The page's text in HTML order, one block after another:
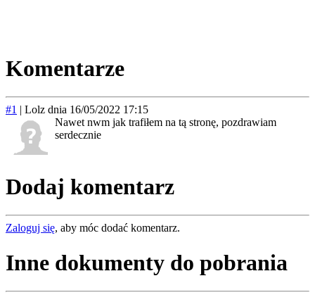
Komentarze
#1 | Lolz dnia 16/05/2022 17:15
Nawet nwm jak trafiłem na tą stronę, pozdrawiam
serdecznie
Dodaj komentarz
Zaloguj się, aby móc dodać komentarz.
Inne dokumenty do pobrania